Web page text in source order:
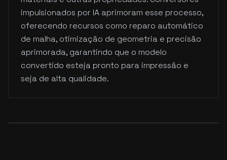
impulsionados por IA aprimoram esse processo,
oferecendo recursos como reparo automático
de malha, otimização de geometria e precisão
aprimorada, garantindo que o modelo
convertido esteja pronto para impressão e
seja de alta qualidade.